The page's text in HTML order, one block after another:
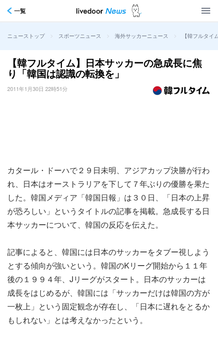
一覧
ニューストップ > スポーツニュース > 海外サッカーニュース > 【韓フルタ
【韓フルタイム】日本サッカーの急成長に焦
り「韓国は認識の転換を」
2011年1月30日 22時51分
カタール・ドーハで２９日未明、アジアカップ決勝が行わ
れ、日本はオーストラリアを下して７年ぶりの優勝を果た
した。韓国メディア「韓国日報」は３０日、「日本の上昇
が恐ろしい」というタイトルの記事を掲載。急成長する日
本サッカーについて、韓国の反応を伝えた。
記事によると、韓国には日本のサッカーをタブー視しよう
とする傾向が強いという。韓国のKリーグ開始から１１年
後の１９９４年、Jリーグがスタート。日本のサッカーは
成長をはじめるが、韓国には「サッカーだけは韓国の方が
一枚上」という固定観念が存在し、「日本に遅れをとるか
もしれない」とは考えなかったという。